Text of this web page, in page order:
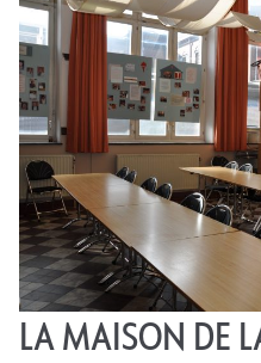
LA MAISON DE